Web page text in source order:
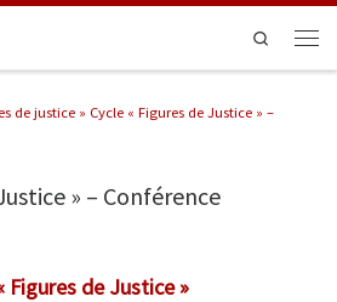
Search
de justice » Cycle « Figures de Justice » –
» – Conférence
Figures de Justice »